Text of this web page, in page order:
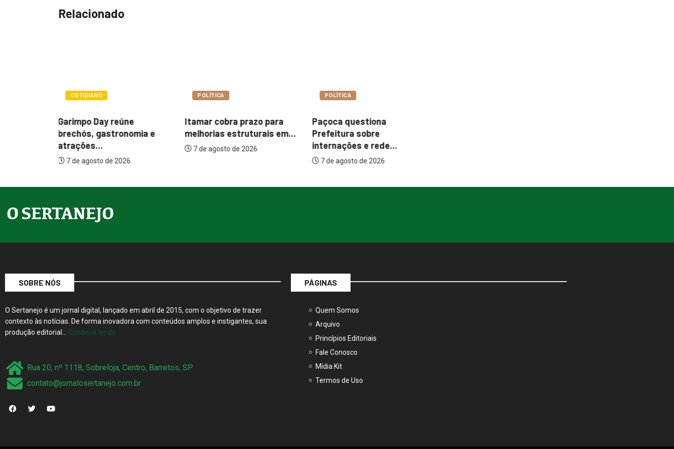
Relacionado
POLÍTICA
Itamar cobra prazo para
melhorias estruturais em...
7 de agosto de 2026
POLÍTICA
Paçoca questiona
Prefeitura sobre
internações e rede...
COTIDIANO
Garimpo Day reúne
brechós, gastronomia e
atrações...
7 de agosto de 2026
SOBRE NÓS
O Sertanejo é um jornal digital, lançado em abril de 2015, com o objetivo de trazer
contexto às notícias. De forma inovadora com conteúdos amplos e instigantes, sua
produção editorial… Continue lendo…
Rua 20, nº 1118, Sobreloja, Centro, Barretos, SP
contato@jornalosertanejo.com.br
PÁGINAS
Quem Somos
Arquivo
Princípios Editoriais
Fale Conosco
Mídia Kit
Termos de Uso